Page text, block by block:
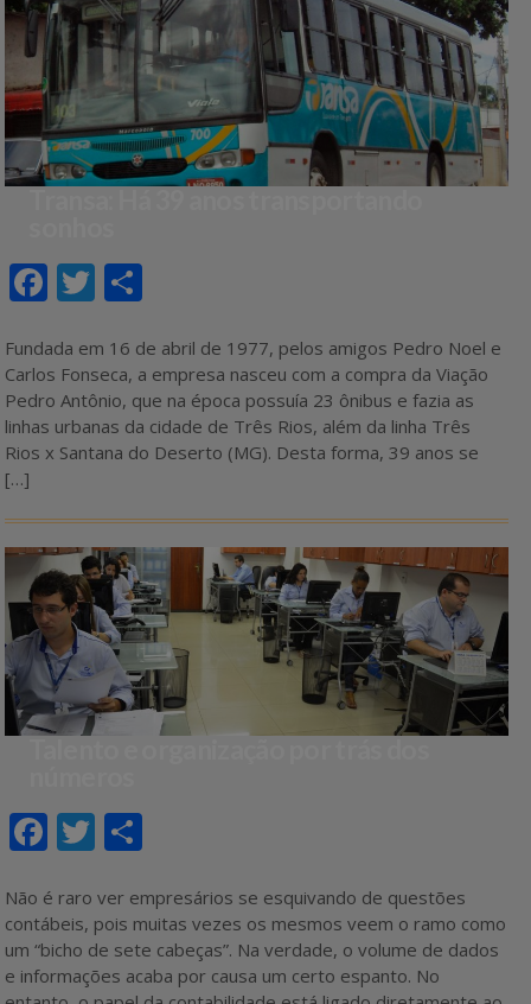
b
o
o
k
er e
F
ac
e
b
o
o
k
T
w
itt
er
ar
e
Fundada em 16 de abril de 1977, pelos amigos Pedro Noel e
Carlos Fonseca, a empresa nasceu com a compra da Viação
Pedro Antônio, que na época possuía 23 ônibus e fazia as
linhas urbanas da cidade de Três Rios, além da linha Três
Rios x Santana do Deserto (MG). Desta forma, 39 anos se
[…]
F
ac
e
b
o
T
w
itt
er
ar
e
Não é raro ver empresários se esquivando de questões
contábeis, pois muitas vezes os mesmos veem o ramo como
um “bicho de sete cabeças”. Na verdade, o volume de dados
e informações acaba por causa um certo espanto. No